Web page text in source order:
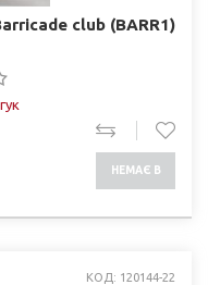
club (BARR1)
НЕМАЄ В
КОД: 120144-22